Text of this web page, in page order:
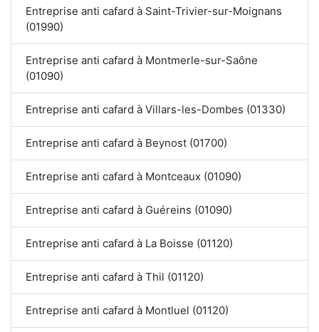
Entreprise anti cafard à Saint-Trivier-sur-Moignans
(01990)
Entreprise anti cafard à Montmerle-sur-Saône
(01090)
Entreprise anti cafard à Villars-les-Dombes (01330)
Entreprise anti cafard à Beynost (01700)
Entreprise anti cafard à Montceaux (01090)
Entreprise anti cafard à Guéreins (01090)
Entreprise anti cafard à La Boisse (01120)
Entreprise anti cafard à Thil (01120)
Entreprise anti cafard à Montluel (01120)